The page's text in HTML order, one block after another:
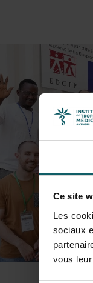
Ce site
Les
sociaux
vous